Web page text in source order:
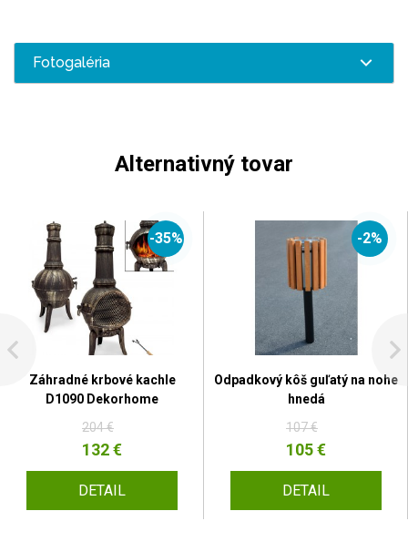
Fotogaléria
Alternativný tovar
-35%
Záhradné krbové kachle
D1090 Dekorhome
204 €
132 €
DETAIL
-2%
Odpadkový kôš guľatý na nohe
hnedá
107 €
105 €
DETAIL